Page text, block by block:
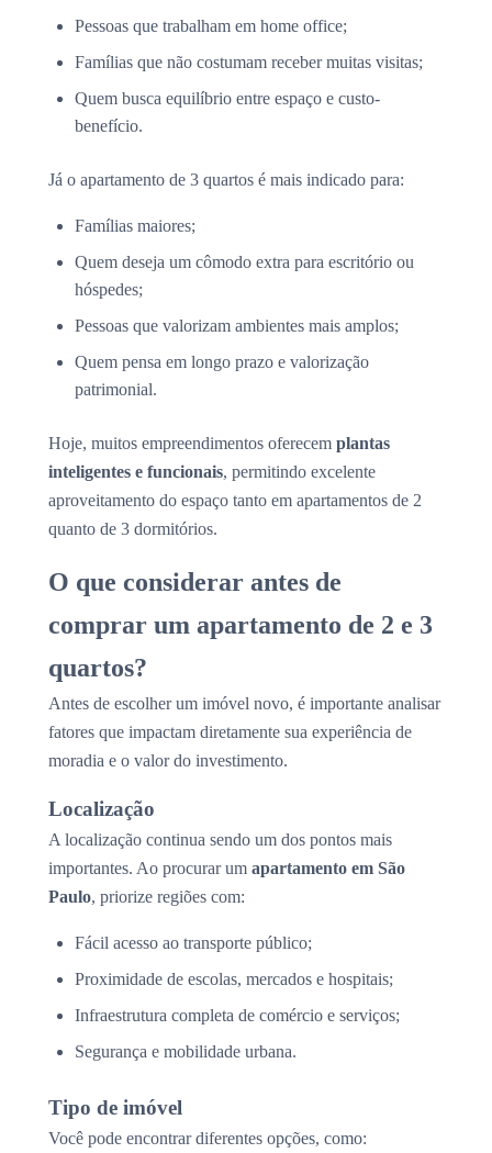
Pessoas que trabalham em home office;
Famílias que não costumam receber muitas visitas;
Quem busca equilíbrio entre espaço e custo-
benefício.
Já o apartamento de 3 quartos é mais indicado para:
Famílias maiores;
Quem deseja um cômodo extra para escritório ou
hóspedes;
Pessoas que valorizam ambientes mais amplos;
Quem pensa em longo prazo e valorização
patrimonial.
Hoje, muitos empreendimentos oferecem plantas
inteligentes e funcionais, permitindo excelente
aproveitamento do espaço tanto em apartamentos de 2
quanto de 3 dormitórios.
O que considerar antes de
comprar um apartamento de 2 e 3
quartos?
Antes de escolher um imóvel novo, é importante analisar
fatores que impactam diretamente sua experiência de
moradia e o valor do investimento.
Localização
A localização continua sendo um dos pontos mais
importantes. Ao procurar um apartamento em São
Paulo, priorize regiões com:
Fácil acesso ao transporte público;
Proximidade de escolas, mercados e hospitais;
Infraestrutura completa de comércio e serviços;
Segurança e mobilidade urbana.
Tipo de imóvel
Você pode encontrar diferentes opções, como: